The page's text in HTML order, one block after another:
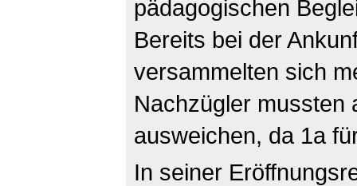
pädagogischen
Bereits bei der
versammelten sich
Nachzügler mussten
ausweichen, da 1a
In seiner